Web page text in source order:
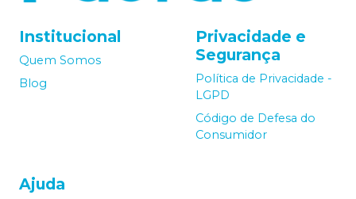
Institucional
Quem Somos
Blog
Privacidade e
Segurança
Política de Privacidade -
LGPD
Código de Defesa do
Consumidor
Ajuda